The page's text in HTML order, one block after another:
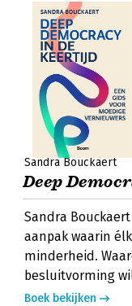
Sandra Bouckaert
Deep
Sandra
aanpak waarin
minderheid.
besluitvorming
Boek bekijken